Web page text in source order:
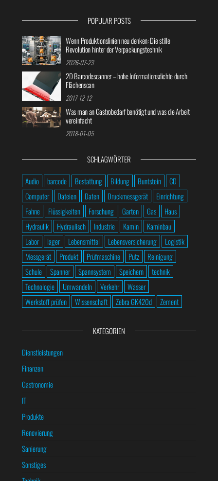
POPULAR POSTS
Wenn Produktionslinien neu denken: Die stille
Revolution hinter der Verpackungstechnik
2026-07-23
2D Barcodescanner – hohe Informationsdichte durch
Flächenscan
2017-12-12
Was man an Gastrobedarf benötigt und was die Arbeit
vereinfacht
2018-01-05
SCHLAGWÖRTER
Audio barcode Bestattung Bildung Buntstein
CD
Computer
Dateien Daten Druckmessgerät
Einrichtung
Fahne
Flüssigkeiten Forschung Garten Gas
Haus
Hydraulik
Hydraulisch Industrie Kamin
Kaminbau
Labor
lager Lebensmittel Lebensversicherung
Logistik
Messgerät
Produkt Prüfmaschine Putz
Reinigung
Schule
Spanner Spannsystem Speichern
technik
Technologie
Umwandeln Verkehr
Wasser
Werkstoff prüfen
Wissenschaft Zebra GK420d Zement
KATEGORIEN
Dienstleistungen
Finanzen
Gastronomie
IT
Produkte
Renovierung
Sanierung
Sonstiges